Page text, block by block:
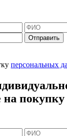
Отправить
персональных
на